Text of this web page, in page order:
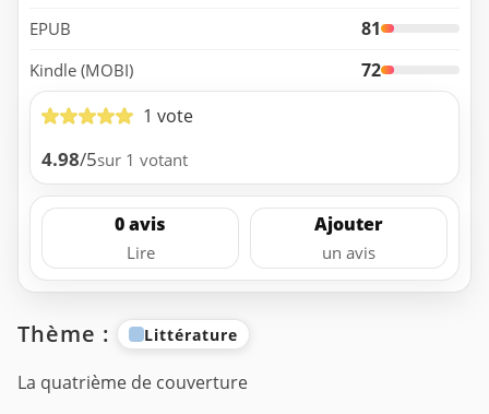
EPUB 81
Kindle (MOBI)
72
1 vote
4.98/5sur 1 votant
0 avis
Lire
Ajouter
un avis
Thème : Littérature
La quatrième de couverture